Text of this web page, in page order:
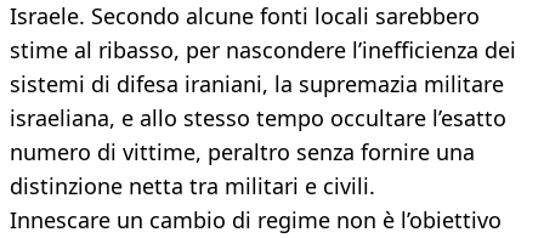
Israele. Secondo alcune fonti locali sarebbero
stime al ribasso, per nascondere l’inefficienza dei
sistemi di difesa iraniani, la supremazia militare
israeliana, e allo stesso tempo occultare l’esatto
numero di vittime, peraltro senza fornire una
distinzione netta tra militari e civili.
Innescare un cambio di regime non è l’obiettivo